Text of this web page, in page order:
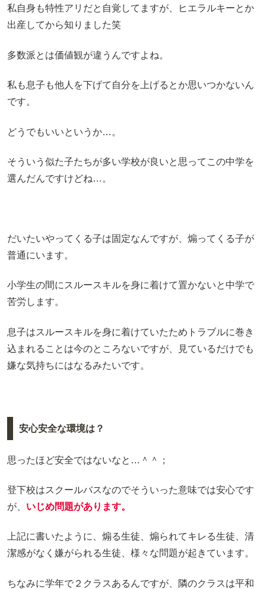
私自身も特性アリだと自覚してますが、ヒエラルキーとか
出産してから知りました笑
多数派とは価値観が違うんですよね。
私も息子も他人を下げて自分を上げるとか思いつかないん
です。
どうでもいいというか…。
そういう似た子たちが多い学校が良いと思ってこの中学を
選んだんですけどね…。
だいたいやってくる子は固定なんですが、煽ってくる子が
普通にいます。
小学生の間にスルースキルを身に着けて置かないと中学で
苦労します。
息子はスルースキルを身に着けていたためトラブルに巻き
込まれることは今のところないですが、見ているだけでも
嫌な気持ちにはなるみたいです。
安心安全な環境は？
思ったほど安全ではないなと…＾＾；
登下校はスクールバスなのでそういった意味では安心です
が、 いじめ問題があります。
上記に書いたように、煽る生徒、煽られてキレる生徒、清
潔感がなく嫌がられる生徒、様々な問題が起きています。
ちなみに学年で２クラスあるんですが、隣のクラスは平和